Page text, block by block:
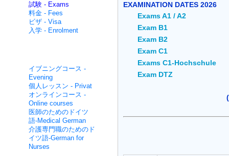
試験 - Exams
料金 - Fees
ビザ - Visa
入学 - Enrolment
イブニングコース -
Evening
個人レッスン - Privat
オンラインコース -
Online courses
医師のためのドイツ
語-Medical German
介護専門職のためのド
イツ語-German for
Nurses
EXAMINATION DATES 2026
Exams A1 / A2
Exam B1
Exam B2
Exam C1
Exams C1-Hochschule
Exam DTZ